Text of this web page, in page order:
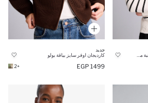
جديد
كارديجان اوفر سايز بياقة بولو
1499 EGP
+2